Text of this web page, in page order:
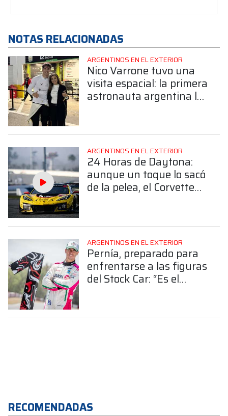
NOTAS RELACIONADAS
ARGENTINOS EN EL EXTERIOR
Nico Varrone tuvo una
visita espacial: la primera
astronauta argentina lo
ARGENTINOS EN EL EXTERIOR
24 Horas de Daytona:
aunque un toque lo sacó
de la pelea, el Corvette
ARGENTINOS EN EL EXTERIOR
Pernía, preparado para
enfrentarse a las figuras
del Stock Car: “Es el
RECOMENDADAS